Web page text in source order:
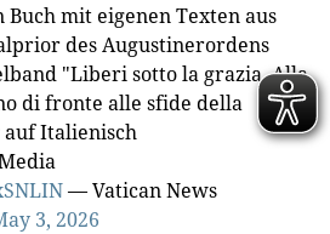
Buch mit eigenen Texten aus
des Augustinerordens
"Liberi sotto la grazia. Alla
di fronte alle sfide della
auf Italienisch
— Vatican News
3, 2026